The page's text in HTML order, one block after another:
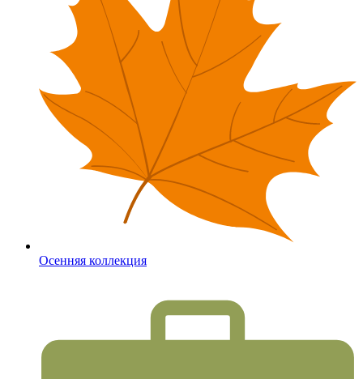
Осенняя коллекция